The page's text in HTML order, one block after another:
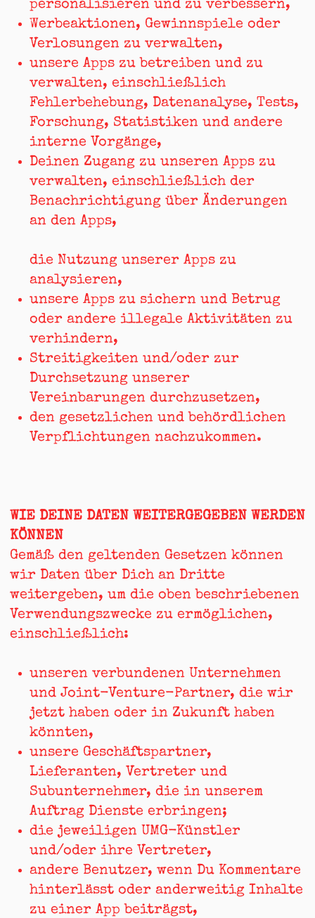
personalisieren und zu verbessern,
Werbeaktionen, Gewinnspiele oder
Verlosungen zu verwalten,
unsere Apps zu betreiben und zu
verwalten, einschließlich
Fehlerbehebung, Datenanalyse, Tests,
Forschung, Statistiken und andere
interne Vorgänge,
Deinen Zugang zu unseren Apps zu
verwalten, einschließlich der
Benachrichtigung über Änderungen
an den Apps,
die Nutzung unserer Apps zu
analysieren,
unsere Apps zu sichern und Betrug
oder andere illegale Aktivitäten zu
verhindern,
Streitigkeiten und/oder zur
Durchsetzung unserer
Vereinbarungen durchzusetzen,
den gesetzlichen und behördlichen
Verpflichtungen nachzukommen.
WIE DEINE DATEN WEITERGEGEBEN WERDEN
KÖNNEN
Gemäß den geltenden Gesetzen können
wir Daten über Dich an Dritte
weitergeben, um die oben beschriebenen
Verwendungszwecke zu ermöglichen,
einschließlich:
unseren verbundenen Unternehmen
und Joint-Venture-Partner, die wir
jetzt haben oder in Zukunft haben
könnten,
unsere Geschäftspartner,
Lieferanten, Vertreter und
Subunternehmer, die in unserem
Auftrag Dienste erbringen;
die jeweiligen UMG-Künstler
und/oder ihre Vertreter,
andere Benutzer, wenn Du Kommentare
hinterlässt oder anderweitig Inhalte
zu einer App beiträgst,